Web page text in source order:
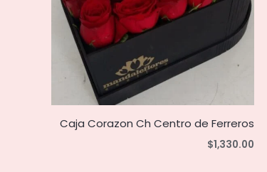
Caja Corazon Ch Centro de Ferreros
$1,330.00